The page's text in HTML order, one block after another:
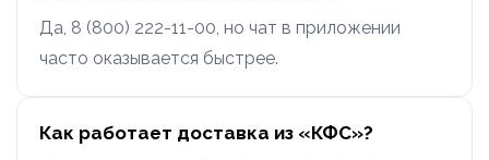
Да, 8 (800) 222-11-00, но чат в приложении
часто оказывается быстрее.
Как работает доставка из «КФС»?